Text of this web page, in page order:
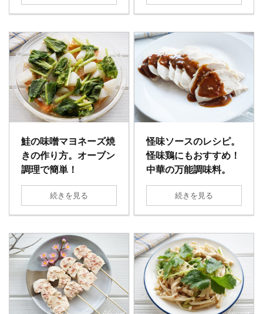
鮭の味噌マヨネーズ焼
きの作り方。オーブン
調理で簡単！
続きを見る
怪味ソースのレシピ。
怪味鶏にもおすすめ！
中華の万能調味料。
続きを見る